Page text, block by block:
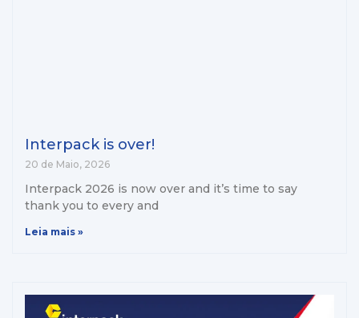
Interpack is over!
20 de Maio, 2026
Interpack 2026 is now over and it’s time to say
thank you to every and
Leia mais »